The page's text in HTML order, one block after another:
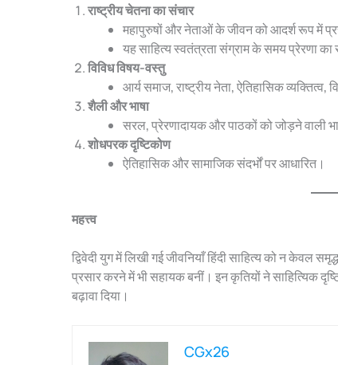
राष्ट्रीय चेतना का संचार
महापुरुषों और नेताओं के जीवन को आदर्श रूप में
यह साहित्य स्वतंत्रता संग्राम के समय प्रेरणा का
विविध विषय-वस्तु
आर्य समाज, राष्ट्रीय नेता, ऐतिहासिक
शैली और भाषा
सरल, प्रेरणादायक और पाठकों को जोड़ने वाली
शोधपरक दृष्टिकोण
ऐतिहासिक और सामाजिक संदर्भों पर आधारित।
महत्त्व
द्विवेदी युग में लिखी गई जीवनियाँ हिंदी साहित्य को न केवल
प्रसार करने में भी सहायक बनीं। इन कृतियों ने साहित्यिक
बढ़ावा दिया।
CGx26